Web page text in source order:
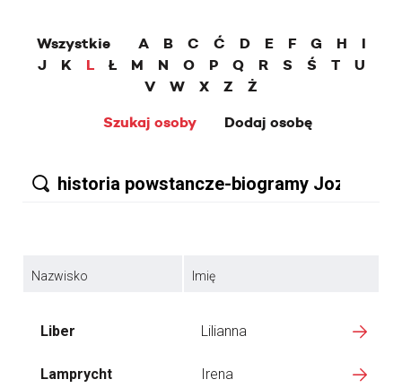
Wszystkie A B C Ć D E F G H
I
J
K L Ł M N O P Q R S Ś T
U
V
W X Z
Ż
Szukaj osoby
Dodaj osobę
Nazwisko Imię
Liber Lilianna
Lamprycht Irena